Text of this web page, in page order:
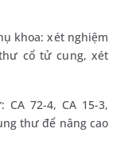
khoa: xét nghiệm
cổ tử cung, xét
72-4, CA 15-3,
thư để nâng cao